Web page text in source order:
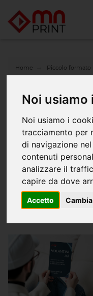
Noi usiamo
Noi usiamo i
tracciamento per
di navigazione
contenuti
analizzare il
capire da dove
Accetto
Home Piccolo formato
Stampa Volantini
formati
Il volantino pubblicitario è
attività: fatti conoscere da
acile e veloce da
davvero in un attimo!
Stampa volantinionline e
tua completa disposizione!
Sarai tu a scegliere anche